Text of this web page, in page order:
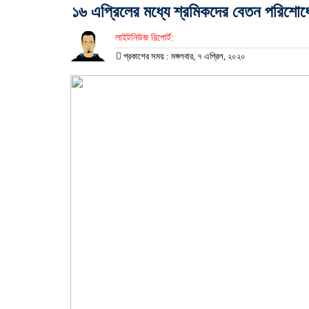
১৬ এপ্রিলের মধ্যে শ্রমিকদের বেতন
লাইটনিউজ রিপোর্ট:
প্রকাশের সময় : মঙ্গলবার, ৭ এপ্রিল, ২০২০